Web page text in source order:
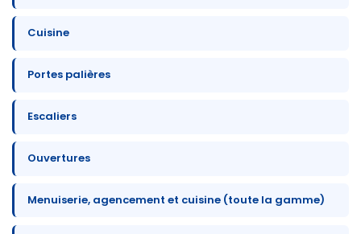
Cuisine
Portes palières
Escaliers
Ouvertures
Menuiserie, agencement et cuisine (toute la gamme)